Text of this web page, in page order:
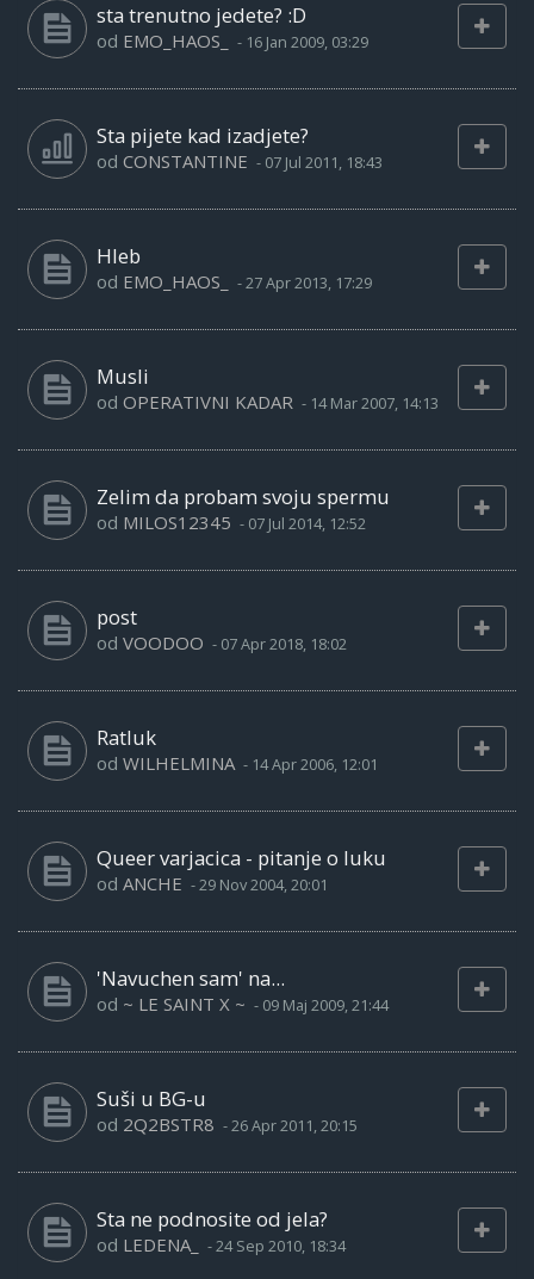
sta trenutno jedete? :D
od EMO_HAOS_ - 16 Jan 2009, 03:29
Sta pijete kad izadjete?
od CONSTANTINE - 07 Jul 2011, 18:43
Hleb
od EMO_HAOS_ -27 Apr 2013, 17:29
Musli
od OPERATIVNI KADAR - 14 Mar 2007, 14:13
Zelim da probam svoju spermu
od MILOS12345 - 07 Jul 2014, 12:52
post
od VOODOO - 07 Apr 2018, 18:02
Ratluk
od WILHELMINA - 14 Apr 2006, 12:01
Queer varjacica - pitanje o luku
od ANCHE -29 Nov 2004, 20:01
'Navuchen sam' na...
od ~ LE SAINT X ~ - 09 Maj 2009, 21:44
Suši u BG-u
od 2Q2BSTR8 -26 Apr 2011, 20:15
Sta ne podnosite od jela?
od LEDENA_ -24 Sep 2010, 18:34